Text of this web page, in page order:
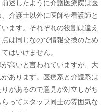
述したように介護医療院は医
介護士以外に医師や看護師と
ます。それぞれの役割は違え
は同じなので情報交換のため
はいけません。
高いと言われていますが、大
あります。医療系と介護系は
があるので意見が対立しがち
ってスタッフ同士の雰囲気な